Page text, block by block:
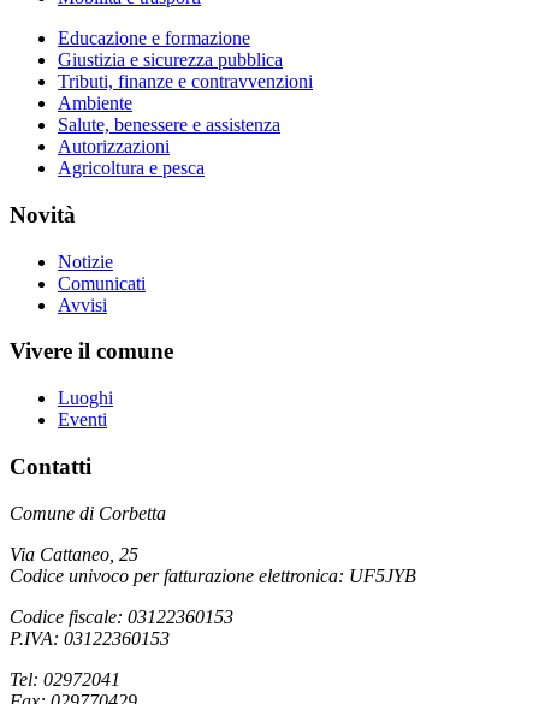
Educazione e formazione
Giustizia e sicurezza pubblica
Tributi, finanze e contravvenzioni
Ambiente
Salute, benessere e assistenza
Autorizzazioni
Agricoltura e pesca
Novità
Notizie
Comunicati
Avvisi
Vivere il comune
Luoghi
Eventi
Contatti
Comune di Corbetta
Via Cattaneo, 25
Codice univoco per fatturazione elettronica: UF5JYB
Codice fiscale: 03122360153
P.IVA: 03122360153
Tel: 02972041